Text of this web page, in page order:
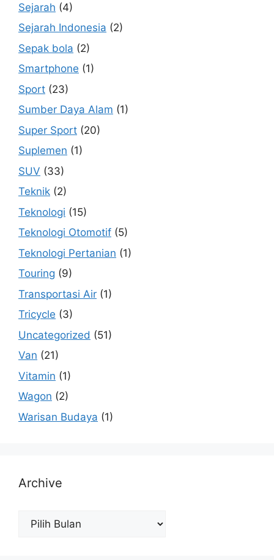
Sejarah (4)
Sejarah Indonesia (2)
Sepak bola (2)
Smartphone (1)
Sport (23)
Sumber Daya Alam (1)
Super Sport (20)
Suplemen (1)
SUV (33)
Teknik (2)
Teknologi (15)
Teknologi Otomotif (5)
Teknologi Pertanian (1)
Touring (9)
Transportasi Air (1)
Tricycle (3)
Uncategorized (51)
Van (21)
Vitamin (1)
Wagon (2)
Warisan Budaya (1)
Archive
Archive